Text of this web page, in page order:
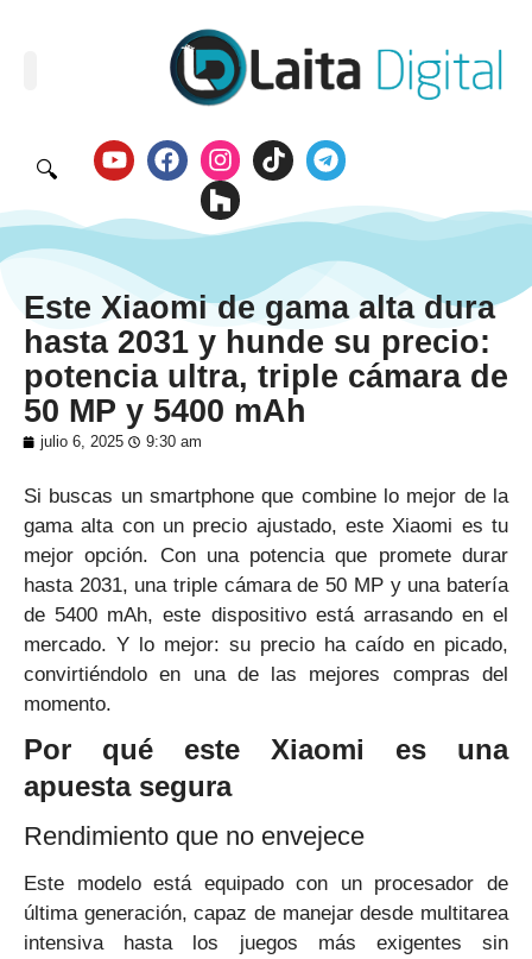
🔍
Este Xiaomi de gama alta dura
hasta 2031 y hunde su precio:
potencia ultra, triple cámara de
50 MP y 5400 mAh
julio 6, 2025 9:30 am
Si buscas un smartphone que combine lo mejor de la
gama alta con un precio ajustado, este Xiaomi es tu
mejor opción. Con una potencia que promete durar
hasta 2031, una triple cámara de 50 MP y una batería
de 5400 mAh, este dispositivo está arrasando en el
mercado. Y lo mejor: su precio ha caído en picado,
convirtiéndolo en una de las mejores compras del
momento.
Por qué este Xiaomi es una
apuesta segura
Rendimiento que no envejece
Este modelo está equipado con un procesador de
última generación, capaz de manejar desde multitarea
intensiva hasta los juegos más exigentes sin